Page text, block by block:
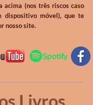
acima (nos três riscos caso
dispositivo móvel), que te
nosso site.
Livros